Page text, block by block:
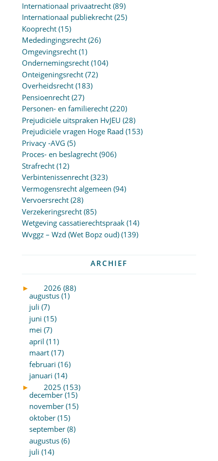
Internationaal privaatrecht(89)
Internationaal publiekrecht(25)
Kooprecht(15)
Mededingingsrecht(26)
Omgevingsrecht(1)
Ondernemingsrecht(104)
Onteigeningsrecht(72)
Overheidsrecht(183)
Pensioenrecht(27)
Personen- en familierecht(220)
Prejudiciële uitspraken HvJEU (28)
Prejudiciële vragen Hoge Raad (153)
Privacy -AVG (5)
Proces- en beslagrecht(906)
Strafrecht(12)
Verbintenissenrecht(323)
Vermogensrecht algemeen (94)
Vervoersrecht(28)
Verzekeringsrecht(85)
Wetgeving cassatierechtspraak(14)
Wvggz – Wzd (Wet Bopz oud)(139)
ARCHIEF
►
2026 (88)
augustus (1)
juli (7)
juni (15)
mei (7)
april (11)
maart (17)
februari (16)
januari (14)
►
2025 (153)
december (15)
november (15)
oktober (15)
september (8)
augustus (6)
juli (14)